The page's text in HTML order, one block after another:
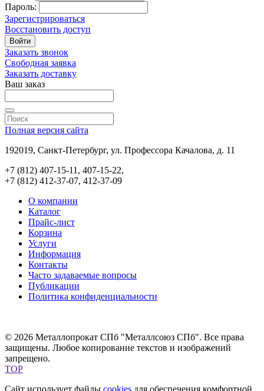
Пароль:
Зарегистрироваться
Восстановить доступ
Войти
Заказать звонок
Свободная заявка
Заказать доставку
Ваш заказ
Полная версия сайта
192019, Санкт-Петербург, ул. Профессора Качалова, д. 11
+7 (812) 407-15-11, 407-15-22,
+7 (812) 412-37-07, 412-37-09
О компании
Каталог
Прайс-лист
Корзина
Услуги
Информация
Контакты
Часто задаваемые вопросы
Публикации
Политика конфиденциальности
© 2026 Металлопрокат СПб "Металлсоюз СПб". Все права
защищены. Любое копирование текстов и изображений
запрещено.
TOP
Сайт использует файлы cookies для обеспечения комфортной